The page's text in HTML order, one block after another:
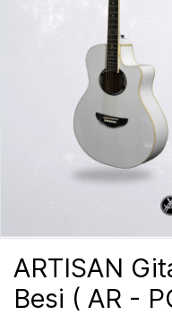
ARTISAN
Besi ( AR -